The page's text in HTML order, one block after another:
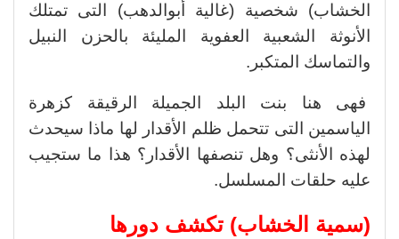
الخشاب) شخصية (غالية أبوالدهب) التى تمتلك
الأنوثة الشعبية العفوية المليئة بالحزن النبيل
والتماسك المتكبر.
فهى هنا بنت البلد الجميلة الرقيقة كزهرة
الياسمين التى تتحمل ظلم الأقدار لها ماذا سيحدث
لهذه الأنثى؟ وهل تنصفها الأقدار؟ هذا ما ستجيب
عليه حلقات المسلسل.
(سمية الخشاب) تكشف دورها